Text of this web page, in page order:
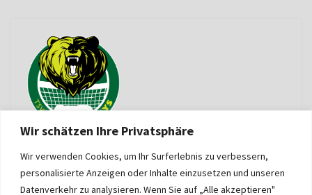
Wir schätzen Ihre Privatsphäre
Wir verwenden Cookies, um Ihr Surferlebnis zu verbessern,
personalisierte Anzeigen oder Inhalte einzusetzen und unseren
Datenverkehr zu analysieren. Wenn Sie auf „Alle akzeptieren"